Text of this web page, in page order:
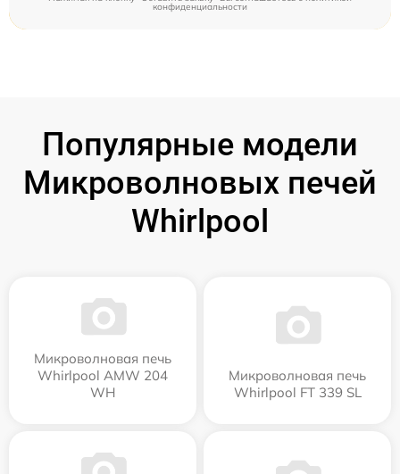
конфиденциальности
Популярные модели
Микроволновых печей
Whirlpool
Микроволновая печь
Whirlpool AMW 204
WH
Микроволновая печь
Whirlpool FT 339 SL